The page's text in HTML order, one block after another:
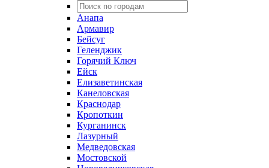
Анапа
Армавир
Бейсуг
Геленджик
Горячий Ключ
Ейск
Елизаветинская
Канеловская
Краснодар
Кропоткин
Курганинск
Лазурный
Медведовская
Мостовской